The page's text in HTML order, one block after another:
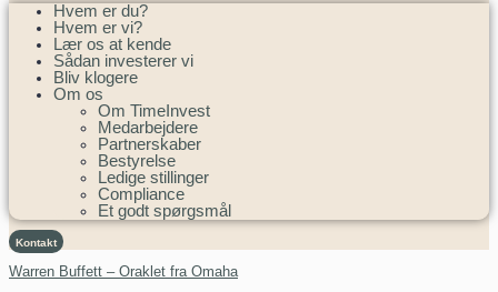
Hvem er du?
Hvem er vi?
Lær os at kende
Sådan investerer vi
Bliv klogere
Om os
Om TimeInvest
Medarbejdere
Partnerskaber
Bestyrelse
Ledige stillinger
Compliance
Et godt spørgsmål
Kontakt
Warren Buffett – Oraklet fra Omaha